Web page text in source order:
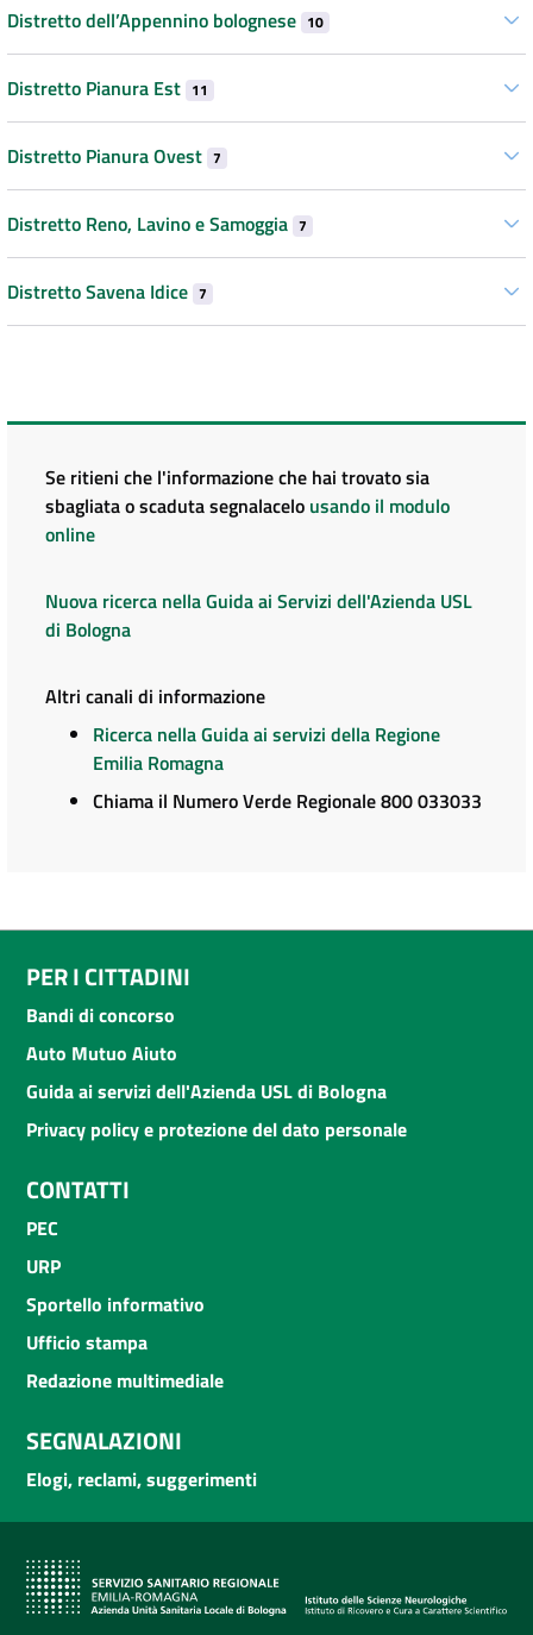
Distretto dell’Appennino bolognese 10
Distretto Pianura Est 11
Distretto Pianura Ovest 7
Distretto Reno, Lavino e Samoggia 7
Distretto Savena Idice 7
Se ritieni che l'informazione che hai trovato sia
sbagliata o scaduta segnalacelo usando il modulo
online
Nuova ricerca nella Guida ai Servizi dell'Azienda USL
di Bologna
Altri canali di informazione
Ricerca nella Guida ai servizi della Regione
Emilia Romagna
Chiama il Numero Verde Regionale 800 033033
PER I CITTADINI
Bandi di concorso
Auto Mutuo Aiuto
Guida ai servizi dell'Azienda USL di Bologna
Privacy policy e protezione del dato personale
CONTATTI
PEC
URP
Sportello informativo
Ufficio stampa
Redazione multimediale
SEGNALAZIONI
Elogi, reclami, suggerimenti